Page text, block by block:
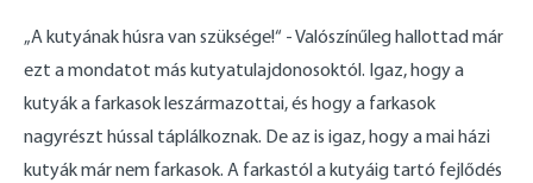
„A kutyának húsra van szüksége!“ - Valószínűleg hallottad már
ezt a mondatot más kutyatulajdonosoktól. Igaz, hogy a
kutyák a farkasok leszármazottai, és hogy a farkasok
nagyrészt hússal táplálkoznak. De az is igaz, hogy a mai házi
kutyák már nem farkasok. A farkastól a kutyáig tartó fejlődés